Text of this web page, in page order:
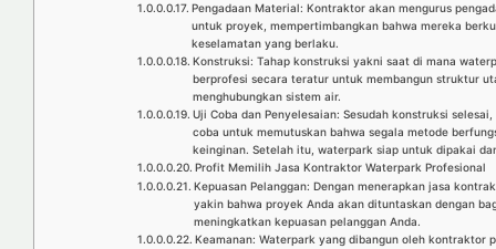
Pengadaan Material: Kontraktor akan mengurus
untuk proyek, mempertimbangkan bahwa mereka
keselamatan yang berlaku.
Konstruksi: Tahap konstruksi yakni saat di mana
berprofesi secara teratur untuk membangun struktur
menghubungkan sistem air.
Uji Coba dan Penyelesaian: Sesudah konstruksi
coba untuk memutuskan bahwa segala metode
keinginan. Setelah itu, waterpark siap untuk dipakai
Profit Memilih Jasa Kontraktor Waterpark Profesional
Kepuasan Pelanggan: Dengan menerapkan jasa
yakin bahwa proyek Anda akan dituntaskan dengan
meningkatkan kepuasan pelanggan Anda.
Keamanan: Waterpark yang dibangun oleh kontraktor